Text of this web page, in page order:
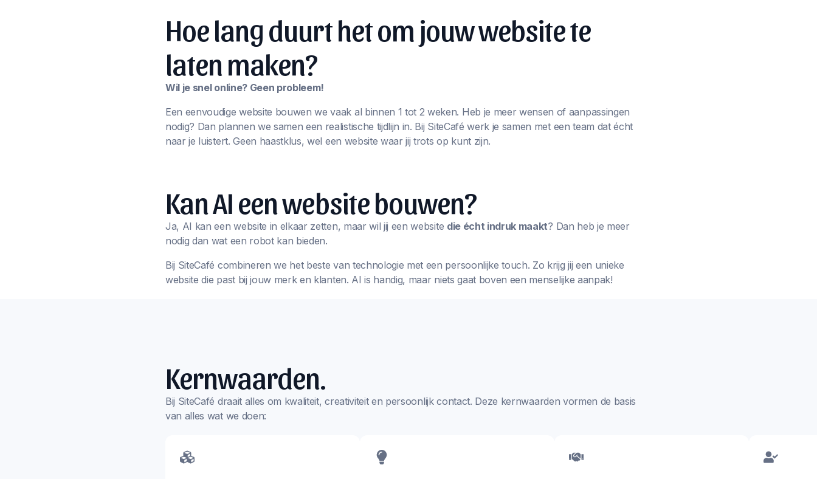
Hoe lang duurt het om jouw website te
laten maken?
Wil je snel online? Geen probleem!
Een eenvoudige website bouwen we vaak al binnen 1 tot 2 weken. Heb je meer wensen of aanpassingen
nodig? Dan plannen we samen een realistische tijdlijn in. Bij SiteCafé werk je samen met een team dat écht
naar je luistert. Geen haastklus, wel een website waar jij trots op kunt zijn.
Kan AI een website bouwen?
Ja, AI kan een website in elkaar zetten, maar wil jij een website die écht indruk maakt? Dan heb je meer
nodig dan wat een robot kan bieden.
Bij SiteCafé combineren we het beste van technologie met een persoonlijke touch. Zo krijg jij een unieke
website die past bij jouw merk en klanten. AI is handig, maar niets gaat boven een menselijke aanpak!
Kernwaarden.
Bij SiteCafé draait alles om kwaliteit, creativiteit en persoonlijk contact. Deze kernwaarden vormen de basis
van alles wat we doen: